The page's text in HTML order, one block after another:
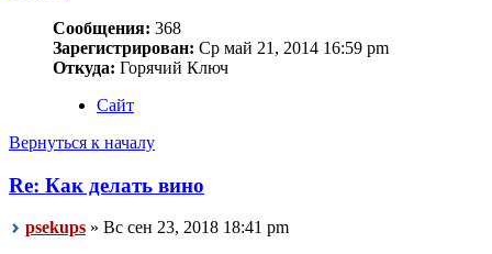
Сообщения: 368
Зарегистрирован: Ср май 21, 2014 16:59 pm
Откуда: Горячий Ключ
Сайт
Вернуться к началу
Re: Как делать вино
psekups » Вс сен 23, 2018 18:41 pm